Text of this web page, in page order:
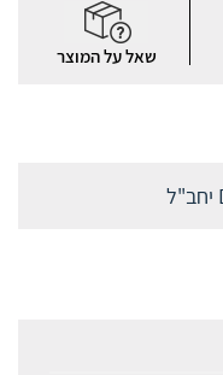
שאל על המוצר